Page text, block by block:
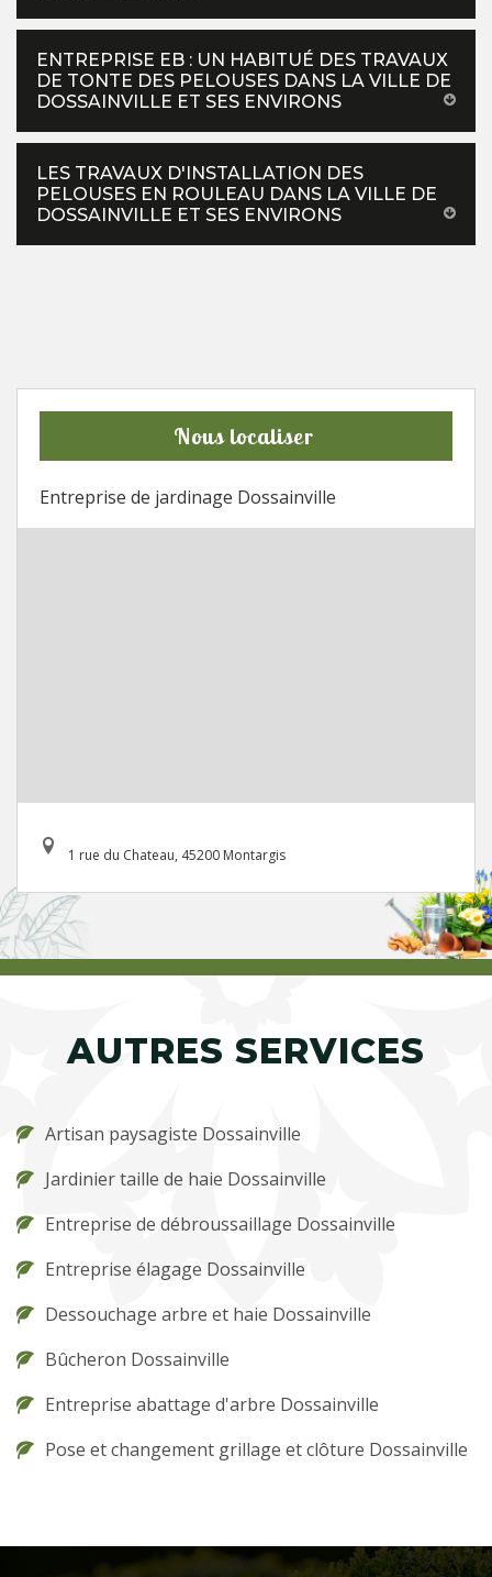
ENTREPRISE EB : UN HABITUÉ DES TRAVAUX
DE TONTE DES PELOUSES DANS LA VILLE DE
DOSSAINVILLE ET SES ENVIRONS
LES TRAVAUX D'INSTALLATION DES
PELOUSES EN ROULEAU DANS LA VILLE DE
DOSSAINVILLE ET SES ENVIRONS
Nous localiser
Entreprise de jardinage Dossainville
1 rue du Chateau, 45200 Montargis
AUTRES SERVICES
Artisan paysagiste Dossainville
Jardinier taille de haie Dossainville
Entreprise de débroussaillage Dossainville
Entreprise élagage Dossainville
Dessouchage arbre et haie Dossainville
Bûcheron Dossainville
Entreprise abattage d'arbre Dossainville
Pose et changement grillage et clôture Dossainville